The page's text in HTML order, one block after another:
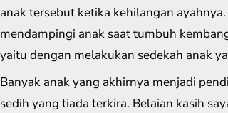
anak tersebut ketika kehilangan
mendampingi anak saat tumbuh
yaitu dengan melakukan sedekah anak
Banyak anak yang akhirnya menjadi
sedih yang tiada terkira. Belaian kasih